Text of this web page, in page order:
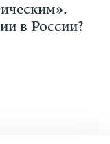
в России?